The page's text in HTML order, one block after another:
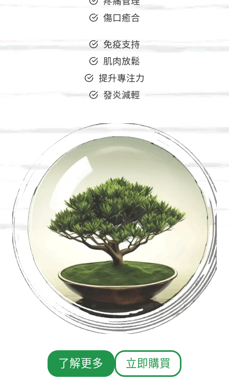
傷口癒合
免疫支持
肌肉放鬆
提升專注力
發炎減輕
了解更多 立即購買